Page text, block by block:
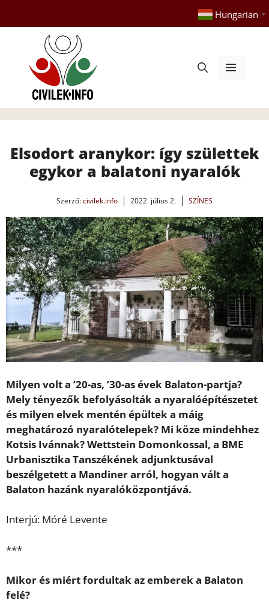
tartalomba
Hungarian ▼
Menü
Elsodort aranykor: így születtek
egykor a balatoni nyaralók
Szerző:civilek.info 2022. július 2. SZÍNES
Milyen volt a ’20-as, ’30-as évek Balaton-partja?
Mely tényezők befolyásolták a nyaralóépítészetet
és milyen elvek mentén épültek a máig
meghatározó nyaralótelepek? Mi köze mindehhez
Kotsis Ivánnak? Wettstein Domonkossal, a BME
Urbanisztika Tanszékének adjunktusával
beszélgetett a Mandiner arról, hogyan vált a
Balaton hazánk nyaralóközpontjává.
Interjú: Móré Levente
***
Mikor és miért fordultak az emberek a Balaton
felé?